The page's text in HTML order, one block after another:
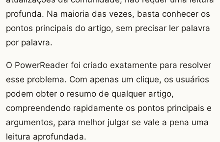
profunda. Na maioria das vezes, basta conhecer os
pontos principais do artigo, sem precisar ler palavra
por palavra.
O PowerReader foi criado exatamente para resolver
esse problema. Com apenas um clique, os usuários
podem obter o resumo de qualquer artigo,
compreendendo rapidamente os pontos principais e
argumentos, para melhor julgar se vale a pena uma
leitura aprofundada.